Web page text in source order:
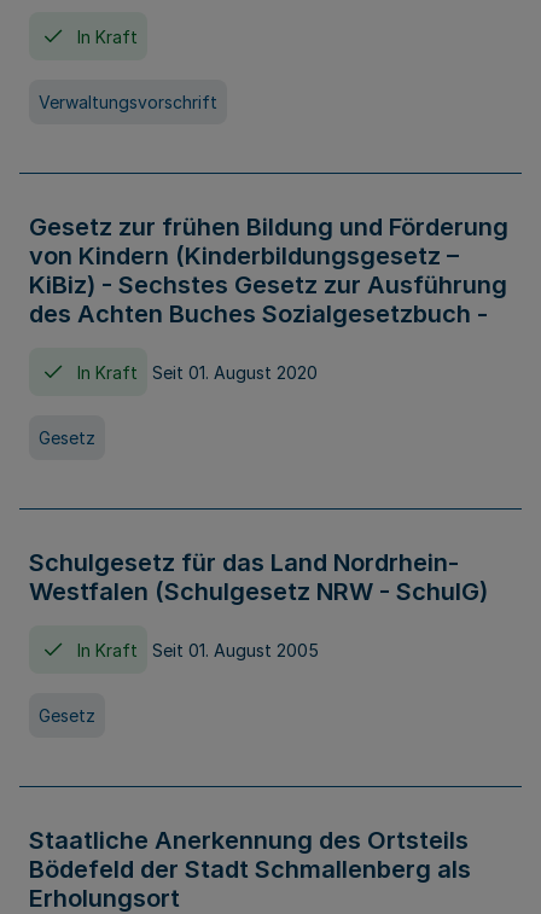
In Kraft
Verwaltungsvorschrift
Gesetz zur frühen Bildung und Förderung
von Kindern (Kinderbildungsgesetz –
KiBiz) - Sechstes Gesetz zur Ausführung
des Achten Buches Sozialgesetzbuch -
In Kraft Seit 01. August 2020
Gesetz
Schulgesetz für das Land Nordrhein-
Westfalen (Schulgesetz NRW - SchulG)
In Kraft Seit 01. August 2005
Gesetz
Staatliche Anerkennung des Ortsteils
Bödefeld der Stadt Schmallenberg als
Erholungsort